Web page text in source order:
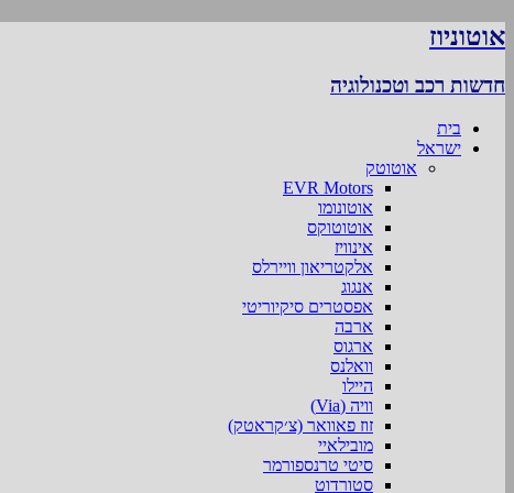
אוטוניוז
חדשות רכב וטכנולוגיה
בית
ישראל
אוטוטק
EVR Motors
אוטונומו
אוטוטוקס
אינוויז
אלקטריאון וויירלס
אנגוג
אפסטרים סיקיוריטי
ארבה
ארגוס
וואלנס
היילו
וויה (Via)
זוז פאוואר (צ׳קראטק)
מובילאיי
סיטי טרנספורמר
סטורדוט